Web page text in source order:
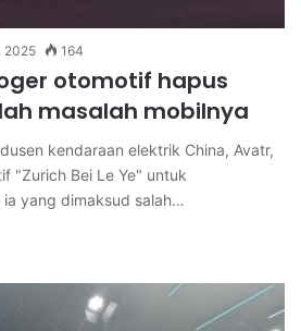
2025 164
otomotif hapus
masalah mobilnya
kendaraan elektrik China, Avatr,
"Zurich Bei Le Ye" untuk
yang dimaksud salah…